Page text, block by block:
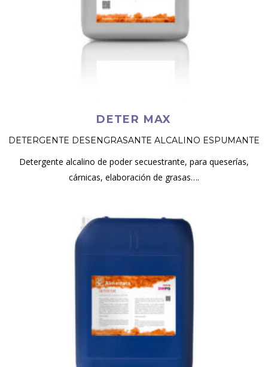
DETER MAX
DETERGENTE DESENGRASANTE ALCALINO ESPUMANTE
Detergente alcalino de poder secuestrante, para queserías,
cárnicas, elaboración de grasas….